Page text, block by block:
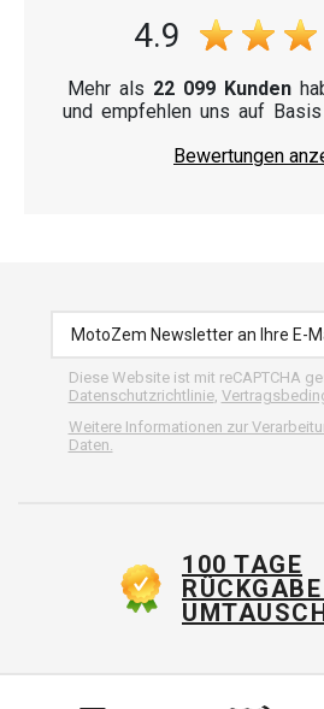
4.9
Mehr als 22 099 Kunden
und empfehlen uns auf
Bewertungen
Diese Website ist mit reCAPTCHA
Datenschutzrichtlinie,
Weitere Informationen zur
Daten.
100 TAGE